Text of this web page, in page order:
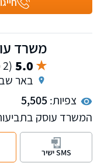
משרד
5.0 (2 ממליצים)
באר
צפיות:5,505
המשרד עוסק
והנזיקין. תחום
גוף, תביעות ביטוח
SMS ישיר